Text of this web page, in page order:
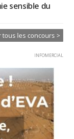
sensible du
tous les concours >
INFOMERCIAL